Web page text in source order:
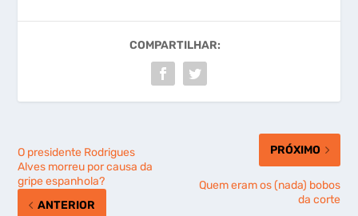
COMPARTILHAR:
O presidente Rodrigues
Alves morreu por causa da
gripe espanhola?
ANTERIOR
PRÓXIMO
Quem eram os (nada) bobos
da corte